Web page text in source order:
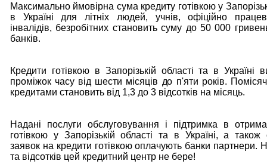
Максимально ймовірна сума кредиту готівкою у
в Україні для літніх людей, учнів, офіційно
інвалідів, безробітних становить суму до 50 000
банків.
Кредити готівкою в Запорізькій області та в Україні
проміжок часу від шести місяців до п'яти років.
кредитами становить від 1,3 до 3 відсотків на місяць.
Надані послуги обслуговування і підтримка в
готівкою у Запорізькій області та в Україні, а
заявок на кредити готівкою оплачують банки партнери.
та відсотків цей кредитний центр не бере!